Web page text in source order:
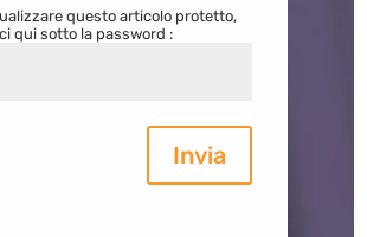
questo articolo protetto,
qui sotto la password :
Invia